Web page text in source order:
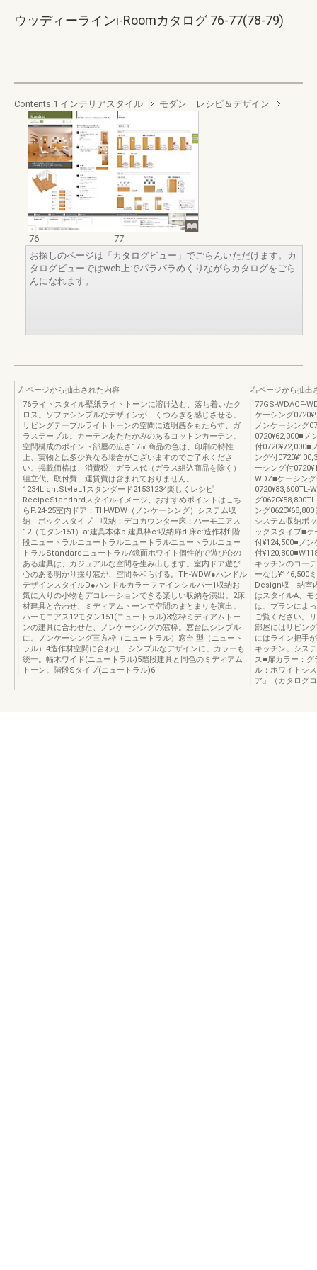
ウッディーラインi-Roomカタログ 76-77(78-79)
Contents.1 インテリアスタイル モダン レシピ＆デザイン
76
77
お探しのページは「カタログビュー」でごらんいただけます。カ
タログビューではweb上でパラパラめくりながらカタログをごら
んになれます。
左ページから抽出された内容
76ライトスタイル壁紙ライトトーンに溶け込む、落ち着いたク
ロス。ソファシンプルなデザインが、くつろぎを感じさせる。
リビングテーブルライトトーンの空間に透明感をもたらす、ガ
ラステーブル。カーテンあたたかみのあるコットンカーテン。
空間構成のポイント部屋の広さ17㎡商品の色は、印刷の特性
上、実物とは多少異なる場合がございますのでご了承くださ
い。掲載価格は、消費税、ガラス代（ガラス組込商品を除く）
組立代、取付費、運賃費は含まれておりません。
1234LightStyleL1スタンダード21531234楽しくレシピ
RecipeStandardスタイルイメージ、おすすめポイントはこち
らP.24-25室内ドア：TH-WDW（ノンケーシング）システム収
納 ボックスタイプ 収納：デコカウンター床：ハーモ二アス
12（モダン151）a:建具本体b:建具枠c:収納扉d:床e:造作材f:階
段ニュートラルニュートラルニュートラルニュートラルニュー
トラルStandardニュートラル/鏡面ホワイト個性的で遊び心の
ある建具は、カジュアルな空間を生み出します。室内ドア遊び
心のある明かり採り窓が、空間を和らげる。TH-WDW●ハンドル
デザインスタイルD●ハンドルカラーファインシルバー1収納お
気に入りの小物もデコレーションできる楽しい収納を演出。2床
材建具と合わせ、ミディアムトーンで空間のまとまりを演出。
ハーモニアス12モダン151(ニュートラル)3窓枠ミディアムトー
ンの建具に合わせた、ノンケーシングの窓枠。窓台はシンプル
に。ノンケーシング三方枠（ニュートラル）窓台I型（ニュート
ラル）4造作材空間に合わせ、シンプルなデザインに。カラーも
統一。幅木ワイド(ニュートラル)5階段建具と同色のミディアム
トーン。階段Sタイプ(ニュートラル)6
右ページから抽出
77GS-WDACF-
ケーシング
ノンケーシング
0720¥62,000■ノ
付0720¥72,000■
ング付
ーシング付
WDZ■ケーシン
0720¥83,600TL-
グ
ング
システム収納ボ
ックスタイプ■ケ
付¥124,500■ノン
付
キッチンのコー
ーなし¥146,500
Design収 納室
はスタイルA、
は、プランによ
ご覧ください。
部屋にはリビン
にはライン把手
キッチン。シス
ス■扉カラー：
ル：ホワイトシ
ア」（カタログ